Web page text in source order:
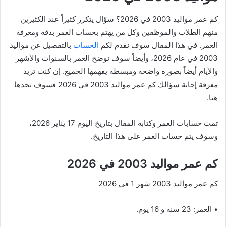
كم عمر مواليد 2003 في 2026؟ سؤال يتكرر كثيراً عند الكثيرين
منهم الطلاب والموظفين وكل من يهتم بحساب العمر بدقة ومعرفة
العمر. في هذا المقال سوف نقدم لكم الحساب بالتفصيل عن مواليد
2003 في عام 2026، وأيضاً سوف نوضح العمر بالسنوات والأشهر
والأيام أيضاً بصوره واضحه ومبسطه يفهمها الجميع. إن كنت تريد
معرفة إجابة سؤالك كم عمر مواليد 2003 في 2026 فسوف تجدها
هنا.
تمت حسابات العمر وكتابه المقال بتاريخ اليوم 17 يناير 2026،
وسوف يتم حساب العمر على هذا التاريخ.
كم عمر مواليد 2003 في 2026
كم عمر مواليد 2003 شهر 1 في 2026
• العمر: 23 سنة و 16 يوم.